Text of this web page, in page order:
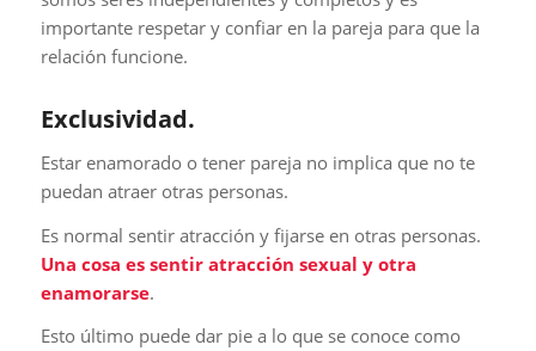
importante respetar y confiar en la pareja para que la
relación funcione.
Exclusividad.
Estar enamorado o tener pareja no implica que no te
puedan atraer otras personas.
Es normal sentir atracción y fijarse en otras personas.
Una cosa es sentir atracción sexual y otra
enamorarse.
Esto último puede dar pie a lo que se conoce como